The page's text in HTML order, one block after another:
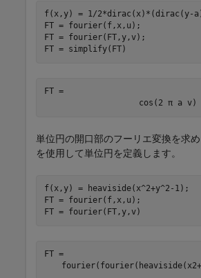
f(x,y) = 1/2*dirac(x)*(dirac(y-
FT = fourier(f,x,u);
FT = fourier(FT,y,v);
FT = simplify(FT)
FT =
cos ( 2 π a v)
単位円の開口部のフーリエ変換を求め
を使用して単位円を定義します。
f(x,y) = heaviside(x^2+y^2-1);
FT = fourier(f,x,u);
FT = fourier(FT,y,v)
FT =
fourier( fourier( heaviside( x2+